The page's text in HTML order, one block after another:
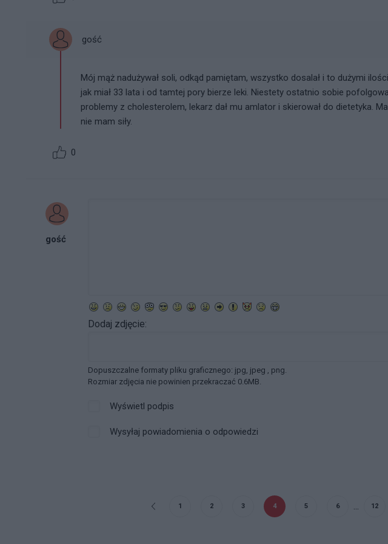
gość
Mój mąż nadużywał soli, odkąd pamiętam, wszystko dosalał i to dużymi
jak miał 33 lata i od tamtej pory bierze leki. Niestety ostatnio sobie
problemy z cholesterolem, lekarz dał mu amlator i skierował do dietetyka.
nie mam siły.
0
gość
Dodaj zdjęcie:
Dopuszczalne formaty pliku graficznego: jpg, jpeg , png.
Rozmiar zdjęcia nie powinien przekraczać 0.6MB.
Wyświetl podpis
Wysyłaj powiadomienia o odpowiedzi
1 2 3 4 5 6 ... 12